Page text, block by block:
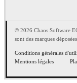
© 2026 Chaos Software
sont des marques
Conditions générales
Mentions légales